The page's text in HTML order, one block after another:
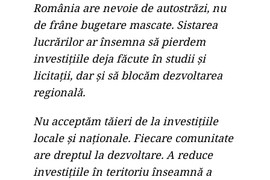
România are nevoie de autostrăzi, nu
de frâne bugetare mascate. Sistarea
lucrărilor ar însemna să pierdem
investițiile deja făcute în studii și
licitații, dar și să blocăm dezvoltarea
regională.
Nu acceptăm tăieri de la investițiile
locale și naționale. Fiecare comunitate
are dreptul la dezvoltare. A reduce
investițiile în teritoriu înseamnă a